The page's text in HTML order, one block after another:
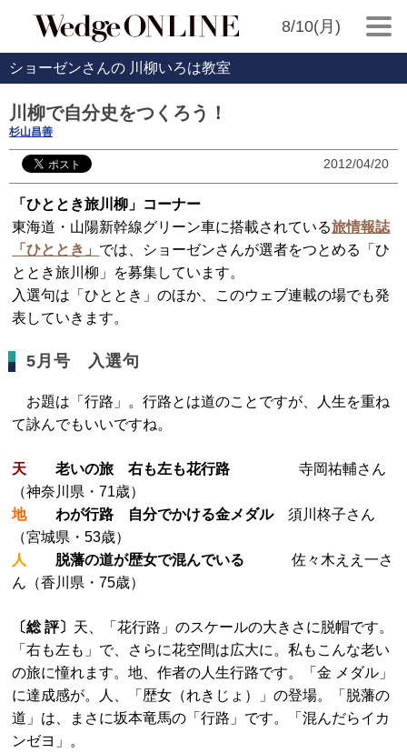
8/10(月)
ショーゼンさんの 川柳いろは教室
川柳で自分史をつくろう！
杉山昌善
2012/04/20
「ひととき旅川柳」コーナー
東海道・山陽新幹線グリーン車に搭載されている旅情報誌
「ひととき」 では、ショーゼンさんが選者をつとめる「ひ
ととき旅川柳」を募集しています。
入選句は「ひととき」のほか、このウェブ連載の場でも発
表していきます。
5月号 入選句
お題は「行路」。行路とは道のことですが、人生を重ね
て詠んでもいいですね。
天 老いの旅 右も左も花行路 寺岡祐輔さん
（神奈川県・71歳）
地
わが行路 自分でかける金メダル須川柊子さん
（宮城県・53歳）
人
脱藩の道が歴女で混んでいる 佐々木ええ一さ
ん（香川県・75歳）
〔総 評〕 天、「花行路」のスケールの大きさに脱帽です。
「右も左も」で、さらに花空間は広大に。私もこんな老い
の旅に憧れます。地、作者の人生行路です。「金 メダル」
に達成感が。人、「歴女（れきじょ）」の登場。「脱藩の
道」は、まさに坂本竜馬の「行路」です。「混んだらイカ
ンゼヨ」。